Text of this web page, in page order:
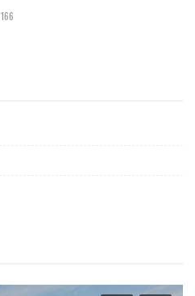
166